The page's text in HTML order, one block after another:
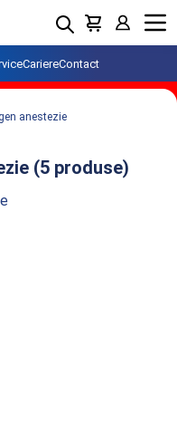
CariereContact
Menu
anestezie
(5 produse)
oxigen
de